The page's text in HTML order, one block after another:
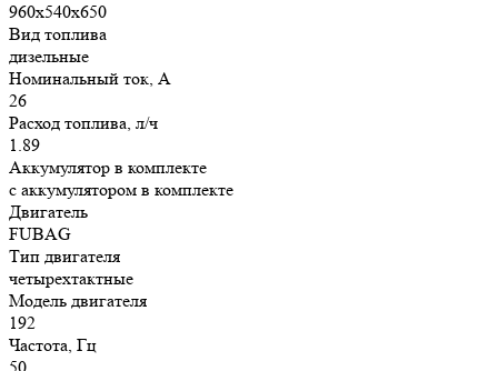
960х540х650
Вид топлива
дизельные
Номинальный ток, А
26
Расход топлива, л/ч
1.89
Аккумулятор в комплекте
с аккумулятором в комплекте
Двигатель
FUBAG
Тип двигателя
четырехтактные
Модель двигателя
192
Частота, Гц